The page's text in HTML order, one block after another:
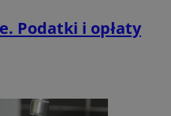
Podatki i opłaty